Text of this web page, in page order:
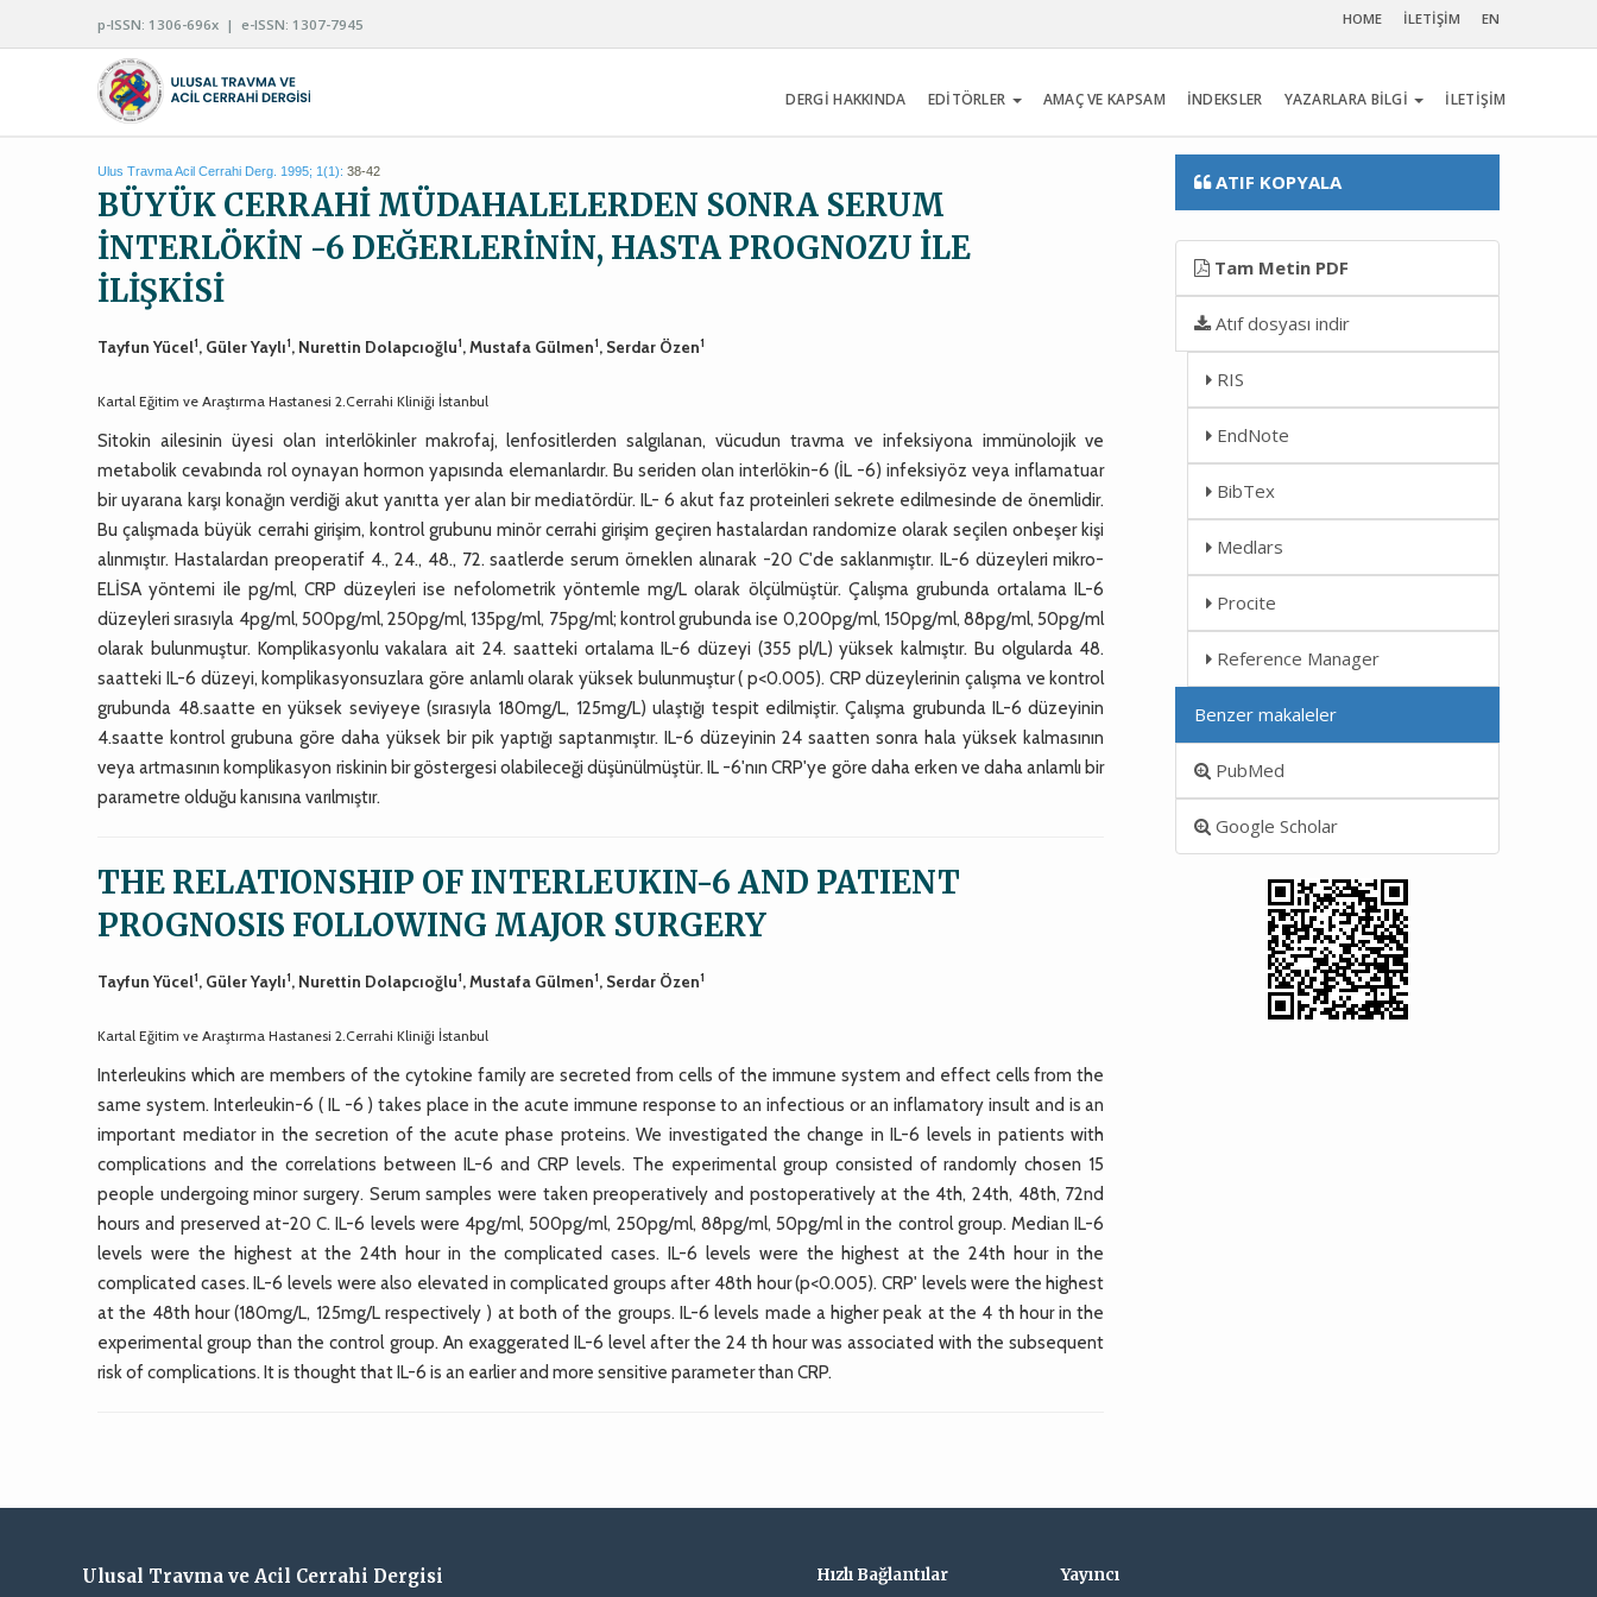
p-ISSN: 1306-696x | e-ISSN: 1307-7945 HOME İLETİŞİM EN
DERGİ HAKKINDA EDİTÖRLER AMAÇ VE KAPSAM İNDEKSLER YAZARLARA BİLGİ İLETİŞİM
Ulus Travma Acil Cerrahi Derg. 1995; 1(1): 38-42
BÜYÜK CERRAHİ MÜDAHALELERDEN SONRA SERUM
İNTERLÖKİN -6 DEĞERLERİNİN, HASTA PROGNOZU İLE
İLİŞKİSİ
Tayfun Yücel1, Güler Yaylı1, Nurettin Dolapcıoğlu1, Mustafa Gülmen1, Serdar Özen1
Kartal Eğitim ve Araştırma Hastanesi 2.Cerrahi Kliniği İstanbul
Sitokin ailesinin üyesi olan interlökinler makrofaj, lenfositlerden salgılanan, vücudun travma ve infeksiyona immünolojik ve
metabolik cevabında rol oynayan hormon yapısında elemanlardır. Bu seriden olan interlökin-6 (İL -6) infeksiyöz veya inflamatuar
bir uyarana karşı konağın verdiği akut yanıtta yer alan bir mediatördür. IL- 6 akut faz proteinleri sekrete edilmesinde de önemlidir.
Bu çalışmada büyük cerrahi girişim, kontrol grubunu minör cerrahi girişim geçiren hastalardan randomize olarak seçilen onbeşer kişi
alınmıştır. Hastalardan preoperatif 4., 24., 48., 72. saatlerde serum örneklen alınarak -20 C'de saklanmıştır. IL-6 düzeyleri mikro-
ELİSA yöntemi ile pg/ml, CRP düzeyleri ise nefolometrik yöntemle mg/L olarak ölçülmüştür. Çalışma grubunda ortalama IL-6
düzeyleri sırasıyla 4pg/ml, 500pg/ml, 250pg/ml, 135pg/ml, 75pg/ml; kontrol grubunda ise 0,200pg/ml, 150pg/ml, 88pg/ml, 50pg/ml
olarak bulunmuştur. Komplikasyonlu vakalara ait 24. saatteki ortalama IL-6 düzeyi (355 pl/L) yüksek kalmıştır. Bu olgularda 48.
saatteki IL-6 düzeyi, komplikasyonsuzlara göre anlamlı olarak yüksek bulunmuştur ( p<0.005). CRP düzeylerinin çalışma ve kontrol
grubunda 48.saatte en yüksek seviyeye (sırasıyla 180mg/L, 125mg/L) ulaştığı tespit edilmiştir. Çalışma grubunda IL-6 düzeyinin
4.saatte kontrol grubuna göre daha yüksek bir pik yaptığı saptanmıştır. IL-6 düzeyinin 24 saatten sonra hala yüksek kalmasının
veya artmasının komplikasyon riskinin bir göstergesi olabileceği düşünülmüştür. IL -6'nın CRP'ye göre daha erken ve daha anlamlı bir
parametre olduğu kanısına varılmıştır.
THE RELATIONSHIP OF INTERLEUKIN-6 AND PATIENT
PROGNOSIS FOLLOWING MAJOR SURGERY
Tayfun Yücel1, Güler Yaylı1, Nurettin Dolapcıoğlu1, Mustafa Gülmen1, Serdar Özen1
Kartal Eğitim ve Araştırma Hastanesi 2.Cerrahi Kliniği İstanbul
Interleukins which are members of the cytokine family are secreted from cells of the immune system and effect cells from the
same system. Interleukin-6 ( IL -6 ) takes place in the acute immune response to an infectious or an inflamatory insult and is an
important mediator in the secretion of the acute phase proteins. We investigated the change in IL-6 levels in patients with
complications and the correlations between IL-6 and CRP levels. The experimental group consisted of randomly chosen 15
people undergoing minor surgery. Serum samples were taken preoperatively and postoperatively at the 4th, 24th, 48th, 72nd
hours and preserved at-20 C. IL-6 levels were 4pg/ml, 500pg/ml, 250pg/ml, 88pg/ml, 50pg/ml in the control group. Median IL-6
levels were the highest at the 24th hour in the complicated cases. IL-6 levels were the highest at the 24th hour in the
complicated cases. IL-6 levels were also elevated in complicated groups after 48th hour (p<0.005). CRP' levels were the highest
at the 48th hour (180mg/L, 125mg/L respectively ) at both of the groups. IL-6 levels made a higher peak at the 4 th hour in the
experimental group than the control group. An exaggerated IL-6 level after the 24 th hour was associated with the subsequent
risk of complications. It is thought that IL-6 is an earlier and more sensitive parameter than CRP.
ATIF KOPYALA
Tam Metin PDF
Atıf dosyası indir
RIS
EndNote
BibTex
Medlars
Procite
Reference Manager
Benzer makaleler
PubMed
Google Scholar
Ulusal Travma ve Acil Cerrahi Dergisi Hızlı Bağlantılar Yayıncı